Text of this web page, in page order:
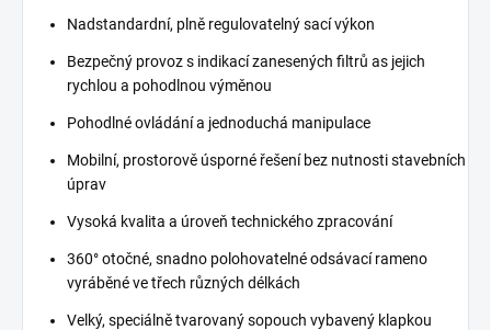
Nadstandardní, plně regulovatelný sací výkon
Bezpečný provoz s indikací zanesených filtrů as jejich
rychlou a pohodlnou výměnou
Pohodlné ovládání a jednoduchá manipulace
Mobilní, prostorově úsporné řešení bez nutnosti stavebních
úprav
Vysoká kvalita a úroveň technického zpracování
360° otočné, snadno polohovatelné odsávací rameno
vyráběné ve třech různých délkách
Velký, speciálně tvarovaný sopouch vybavený klapkou